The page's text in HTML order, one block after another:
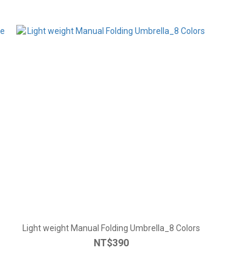
Light weight Manual Folding Umbrella_8 Colors
NT$390